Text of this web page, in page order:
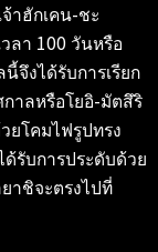
าฮักเคน-ชะ
ลา 100 วันหรือ
จึงได้รับการเรียก
าลหรือโยอิ-มัตสึริ
ยโคมไฟรูปทรง
รับการประดับด้วย
าชิจะตรงไปที่